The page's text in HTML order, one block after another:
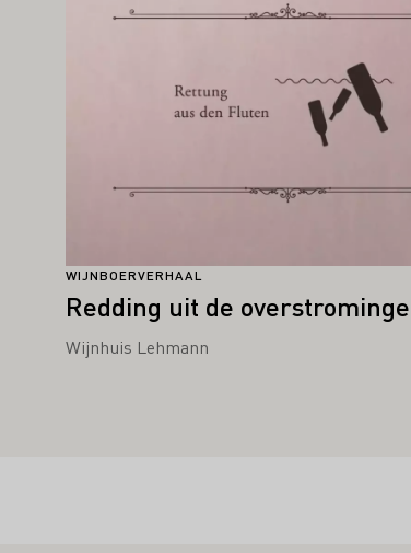
WIJNBOERVERHAAL
Redding uit de
Wijnhuis Lehmann